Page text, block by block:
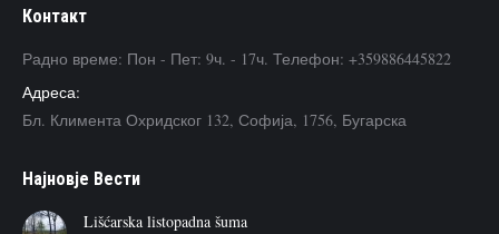
Контакт
Радно време: Пон - Пет: 9ч. - 17ч. Телефон: +359886445822
Адреса:
Бл. Климента Охридског 132, Софија, 1756, Бугарска
Наjновje Вести
Lišćarska listopadna šuma